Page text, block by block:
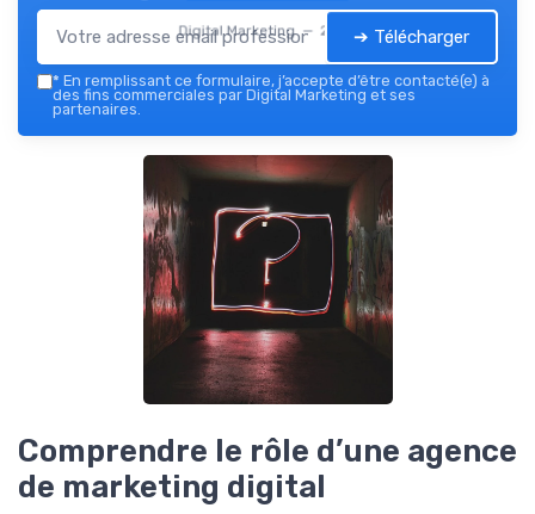
Digital Marketing — 2026 ➔ Télécharger
* En remplissant ce formulaire, j’accepte d’être contacté(e) à
des fins commerciales par Digital Marketing et ses
partenaires.
Comprendre le rôle d’une agence
de marketing digital